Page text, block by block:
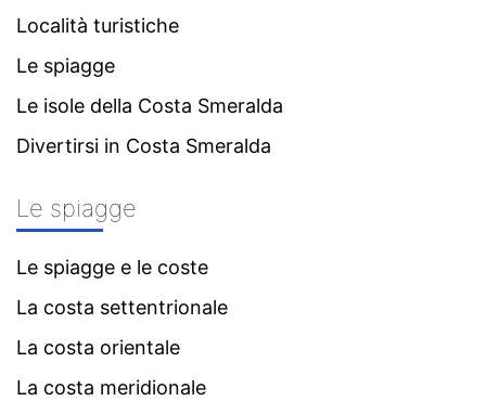
Località turistiche
Le spiagge
Le isole della Costa Smeralda
Divertirsi in Costa Smeralda
Le spiagge
Le spiagge e le coste
La costa settentrionale
La costa orientale
La costa meridionale